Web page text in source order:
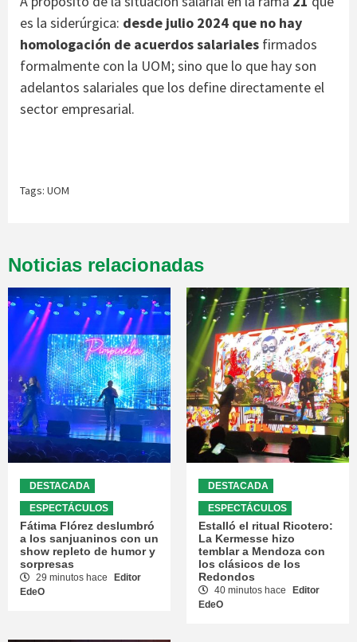
es la siderúrgica: desde julio 2024 que no hay
homologación de acuerdos salariales firmados
formalmente con la UOM; sino que lo que hay son
adelantos salariales que los define directamente el
sector empresarial.
Tags: UOM
Noticias relacionadas
DESTACADA
ESPECTÁCULOS
Fátima Flórez deslumbró
a los sanjuaninos con un
show repleto de humor y
sorpresas
29 minutos hace
Editor
EdeO
DESTACADA
ESPECTÁCULOS
Estalló el ritual Ricotero:
La Kermesse hizo
temblar a Mendoza con
los clásicos de los
Redondos
40 minutos hace
Editor
EdeO